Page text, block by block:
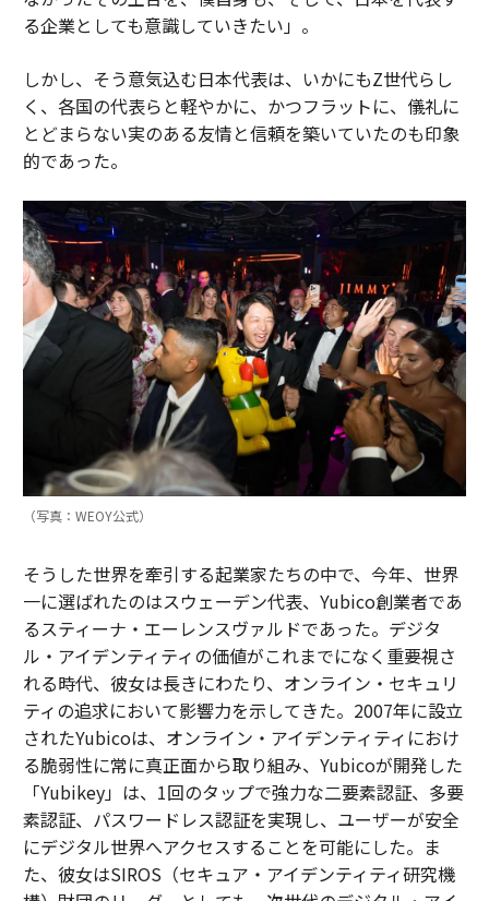
る企業としても意識していきたい」。
しかし、そう意気込む日本代表は、いかにもZ世代らし
く、各国の代表らと軽やかに、かつフラットに、儀礼に
とどまらない実のある友情と信頼を築いていたのも印象
的であった。
（写真：WEOY公式）
そうした世界を牽引する起業家たちの中で、今年、世界
一に選ばれたのはスウェーデン代表、Yubico創業者であ
るスティーナ・エーレンスヴァルドであった。デジタ
ル・アイデンティティの価値がこれまでになく重要視さ
れる時代、彼女は長きにわたり、オンライン・セキュリ
ティの追求において影響力を示してきた。2007年に設立
されたYubicoは、オンライン・アイデンティティにおけ
る脆弱性に常に真正面から取り組み、Yubicoが開発した
「Yubikey」は、1回のタップで強力な二要素認証、多要
素認証、パスワードレス認証を実現し、ユーザーが安全
にデジタル世界へアクセスすることを可能にした。ま
た、彼女はSIROS（セキュア・アイデンティティ研究機